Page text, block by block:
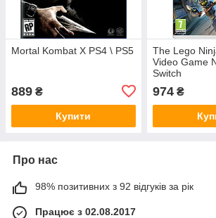
Mortal Kombat X PS4 \ PS5
889 ₴
Купити
The Lego
Video Game
Switch
974₴
Про нас
98% позитивних з 92 відгуків за рік
Працює з 02.08.2017